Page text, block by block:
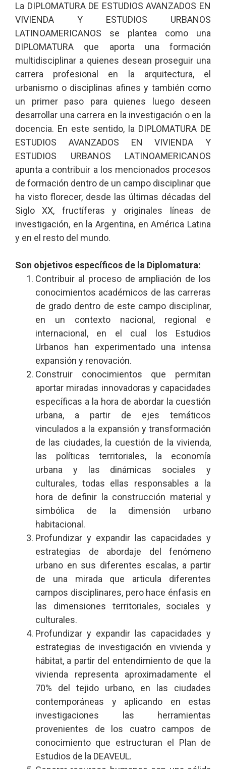
La DIPLOMATURA DE ESTUDIOS AVANZADOS EN
VIVIENDA Y ESTUDIOS URBANOS
LATINOAMERICANOS se plantea como una
DIPLOMATURA que aporta una formación
multidisciplinar a quienes desean proseguir una
carrera profesional en la arquitectura, el
urbanismo o disciplinas afines y también como
un primer paso para quienes luego deseen
desarrollar una carrera en la investigación o en la
docencia. En este sentido, la DIPLOMATURA DE
ESTUDIOS AVANZADOS EN VIVIENDA Y
ESTUDIOS URBANOS LATINOAMERICANOS
apunta a contribuir a los mencionados procesos
de formación dentro de un campo disciplinar que
ha visto florecer, desde las últimas décadas del
Siglo XX, fructíferas y originales líneas de
investigación, en la Argentina, en América Latina
y en el resto del mundo.
Son objetivos específicos de la Diplomatura:
Contribuir al proceso de ampliación de los
conocimientos académicos de las carreras
de grado dentro de este campo disciplinar,
en un contexto nacional, regional e
internacional, en el cual los Estudios
Urbanos han experimentado una intensa
expansión y renovación.
Construir conocimientos que permitan
aportar miradas innovadoras y capacidades
específicas a la hora de abordar la cuestión
urbana, a partir de ejes temáticos
vinculados a la expansión y transformación
de las ciudades, la cuestión de la vivienda,
las políticas territoriales, la economía
urbana y las dinámicas sociales y
culturales, todas ellas responsables a la
hora de definir la construcción material y
simbólica de la dimensión urbano
habitacional.
Profundizar y expandir las capacidades y
estrategias de abordaje del fenómeno
urbano en sus diferentes escalas, a partir
de una mirada que articula diferentes
campos disciplinares, pero hace énfasis en
las dimensiones territoriales, sociales y
culturales.
Profundizar y expandir las capacidades y
estrategias de investigación en vivienda y
hábitat, a partir del entendimiento de que la
vivienda representa aproximadamente el
70% del tejido urbano, en las ciudades
contemporáneas y aplicando en estas
investigaciones las herramientas
provenientes de los cuatro campos de
conocimiento que estructuran el Plan de
Estudios de la DEAVEUL.